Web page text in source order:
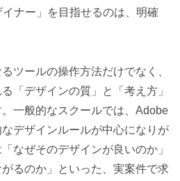
ナー」を目指せるのは、明確
ツールの操作方法だけでなく、
「デザインの質」と「考え方」
一般的なスクールでは、Adobe
デザインルールが中心になりが
なぜそのデザインが良いのか」
がるのか」といった、実案件で求